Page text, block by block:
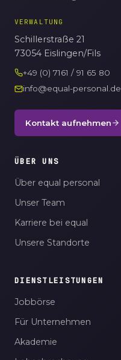
VERWALTUNG
Schillerstraße 21
73054 Eislingen/Fils
+49 (0) 7161 / 91 65 80
info@equal-personal.de
Kontakt aufnehmen
ÜBER UNS
Über equal personal
Unser Team
Karriere bei equal
Unsere Standorte
DIENSTLEISTUNGEN
Jobbörse
Für Unternehmen
Akademie